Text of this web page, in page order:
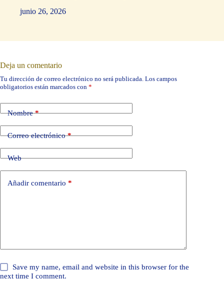
junio 26, 2026
Deja un comentario
Tu dirección de correo electrónico no será publicada. Los campos
obligatorios están marcados con *
Nombre*
Correo electrónico*
Web
Añadir comentario *
Save my name, email and website in this browser for the
next time I comment.